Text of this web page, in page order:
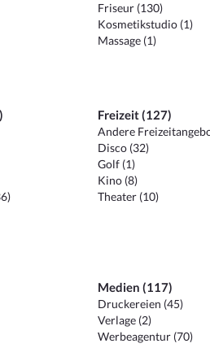
Friseur (130)
Kosmetikstudio (1)
Massage (1)
Freizeit (127)
Andere
Disco (32)
Golf (1)
Kino (8)
Theater (10)
Medien (117)
Druckereien (45)
Verlage (2)
Werbeagentur (70)